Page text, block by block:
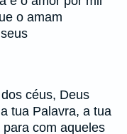
o amam
céus, Deus
tua Palavra, a tua
com aqueles